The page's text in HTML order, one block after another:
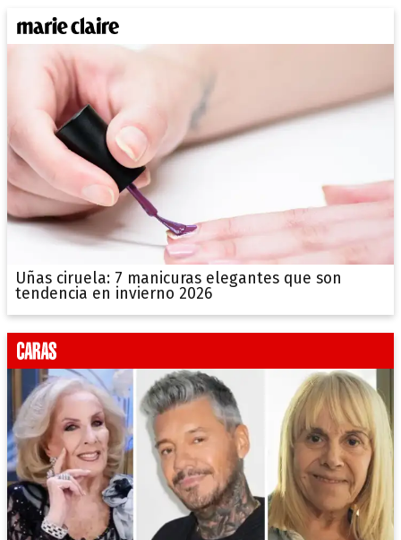
Uñas ciruela: 7 manicuras elegantes que son
tendencia en invierno 2026